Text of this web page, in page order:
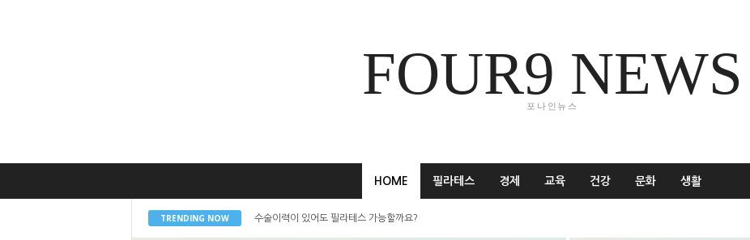
FOUR9 NEWS
포나인뉴스
HOME 필라테스 경제 교육 건강 문화 생활
TRENDING NOW 수술이력이 있어도 필라테스 가능할까요?